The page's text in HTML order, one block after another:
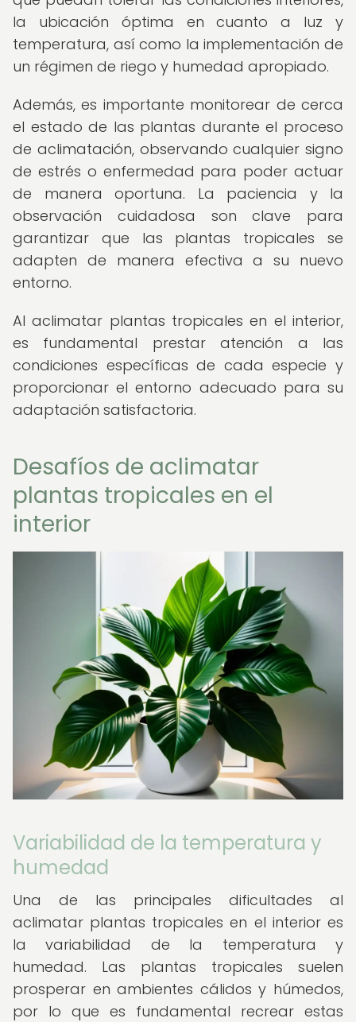
la ubicación óptima en cuanto a luz y
temperatura, así como la implementación de
un régimen de riego y humedad apropiado.
Además, es importante monitorear de cerca
el estado de las plantas durante el proceso
de aclimatación, observando cualquier signo
de estrés o enfermedad para poder actuar
de manera oportuna. La paciencia y la
observación cuidadosa son clave para
garantizar que las plantas tropicales se
adapten de manera efectiva a su nuevo
entorno.
Al aclimatar plantas tropicales en el interior,
es fundamental prestar atención a las
condiciones específicas de cada especie y
proporcionar el entorno adecuado para su
adaptación satisfactoria.
Desafíos de aclimatar
plantas tropicales en el
interior
Variabilidad de la temperatura y
humedad
Una de las principales dificultades al
aclimatar plantas tropicales en el interior es
la variabilidad de la temperatura y
humedad. Las plantas tropicales suelen
prosperar en ambientes cálidos y húmedos,
por lo que es fundamental recrear estas